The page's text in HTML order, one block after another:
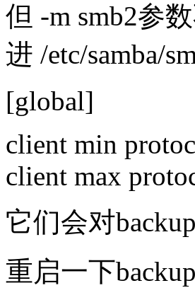
但 -m smb2参
进 /etc/samba/
[global]
client min
client max
它们会对
重启一下